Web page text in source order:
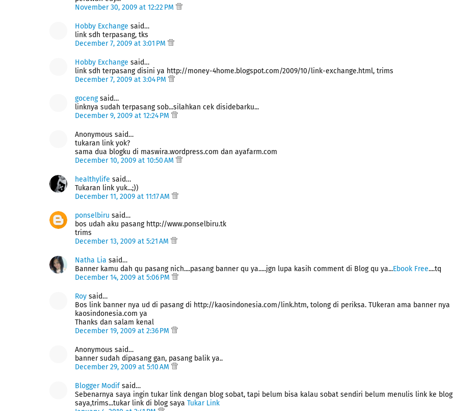
November 30, 2009 at 12:22 PM
Hobby Exchange said…
link sdh terpasang, tks
December 7, 2009 at 3:01 PM
Hobby Exchange said…
link sdh terpasang disini ya http://money-4home.blogspot.com/2009/10/link-exchange.html, trims
December 7, 2009 at 3:04 PM
gocengsaid…
linknya sudah terpasang sob...silahkan cek disidebarku...
December 9, 2009 at 12:24 PM
Anonymous said…
tukaran link yok?
sama dua blogku di maswira.wordpress.com dan ayafarm.com
December 10, 2009 at 10:50 AM
healthylife said…
Tukaran link yuk...;))
December 11, 2009 at 11:17 AM
ponselbiru said…
bos udah aku pasang http://www.ponselbiru.tk
trims
December 13, 2009 at 5:21 AM
Natha Lia said…
Banner kamu dah qu pasang nich....pasang banner qu ya.....jgn lupa kasih comment di Blog qu ya...Ebook Free....tq
December 14, 2009 at 5:06 PM
Roy said…
Bos link banner nya ud di pasang di http://kaosindonesia.com/link.htm, tolong di periksa. TUkeran ama banner nya
kaosindonesia.com ya
Thanks dan salam kenal
December 19, 2009 at 2:36 PM
Anonymous said…
banner sudah dipasang gan, pasang balik ya..
December 29, 2009 at 5:10 AM
Blogger Modifsaid…
Sebenarnya saya ingin tukar link dengan blog sobat, tapi belum bisa kalau sobat sendiri belum menulis link ke blog
saya,trims...tukar link di blog saya Tukar Link